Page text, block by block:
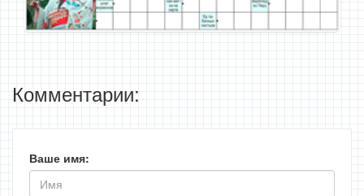
Комментарии:
Ваше имя: